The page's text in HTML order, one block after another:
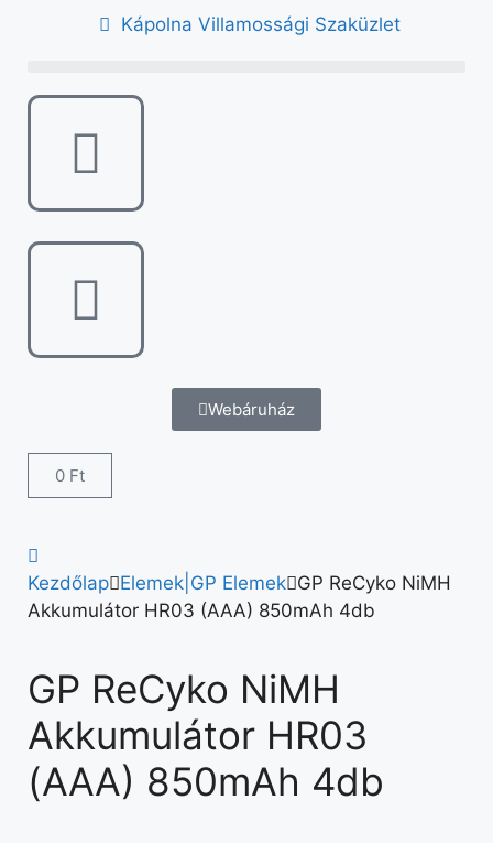
Kápolna Villamossági Szaküzlet
Webáruház
0 Ft
Kezdőlap Elemek|GP Elemek GP ReCyko NiMH
Akkumulátor HR03 (AAA) 850mAh 4db
GP ReCyko NiMH
Akkumulátor HR03
(AAA) 850mAh 4db